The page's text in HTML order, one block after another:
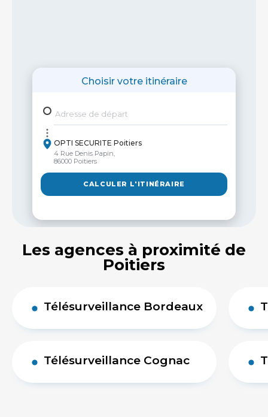
Choisir votre itinéraire
Adresse de départ
OPTI SECURITE Poitiers
4 Rue Denis Papin,
86000 Poitiers
CALCULER L'ITINÉRAIRE
Les agences à proximité de
Poitiers
Télésurveillance Bordeaux
Télésurveillance Cognac